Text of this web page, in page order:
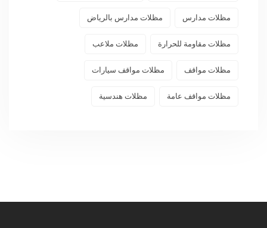
مظلات مدارس مظلات مدارس بالرياض
مظلات مقاومة للحرارة مظلات ملاعب
مظلات مواقف مظلات مواقف سيارات
مظلات مواقف عامة مظلات هندسية